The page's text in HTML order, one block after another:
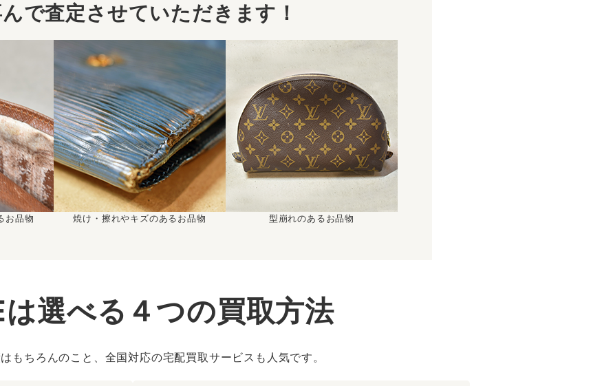
で査定させていただきます！
お品物 焼け・擦れやキズのあるお品物 型崩れのあるお品物
は選べる４つの買取方法
もちろんのこと、全国対応の宅配買取サービスも人気です。